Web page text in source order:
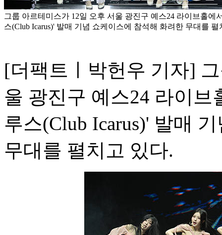
그룹 아르테미스가 12일 오후 서울 광진구 예스24 라이브홀에
스(Club Icarus)' 발매 기념 쇼케이스에 참석해 화려한 무대를
[더팩트ㅣ박헌우 기자]
울 광진구 예스24 라이
루스(Club Icarus)' 발매
무대를 펼치고 있다.